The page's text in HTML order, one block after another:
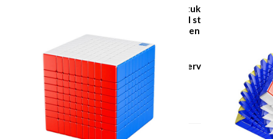
Als je kubus is ontploft en je een stapel stukken overhoudt of
als je kubus is gesprongen en er een enkel stuk of een paar
stukjes uit zijn gekomen, laat het ons weten dan kunnen wij
instructie filmpje toesturen.
Let op: in het geval dat een stuk breekt vervangen we het
en niet de hele kubus.
Aanvullende informatie
Gewicht 380 g